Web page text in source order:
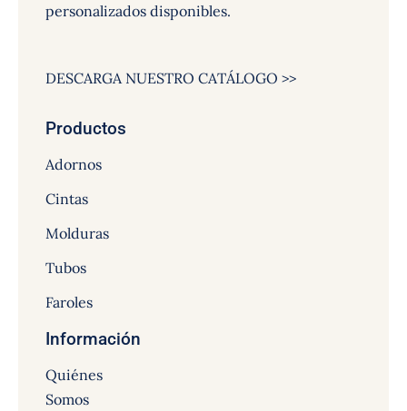
personalizados disponibles.
DESCARGA NUESTRO CATÁLOGO >>
Productos
Adornos
Cintas
Molduras
Tubos
Faroles
Información
Quiénes
Somos